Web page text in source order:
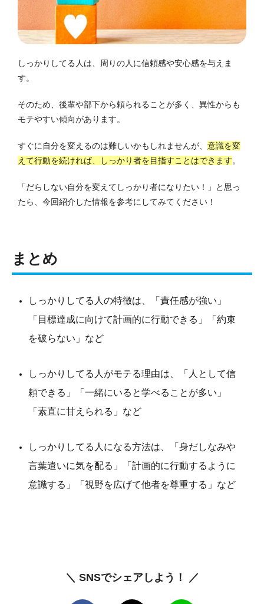
しっかりしてる人は、周りの人に信頼感や安心感を与えま
す。
そのため、後輩や部下から頼られることが多く、異性からも
モテやすい傾向があります。
すぐに自分を変えるのは難しいかもしれませんが、 意識を変
えて行動を続ければ、しっかり者を目指すことはできます。
「だらしない自分を変えてしっかり者になりたい！」と思っ
たら、今回紹介した情報を参考にしてみてください！
まとめ
しっかりしてる人の特徴は、「責任感が強い」
「目標達成に向けて計画的に行動できる」「約束
を破らない」など
しっかりしてる人がモテる理由は、「人として信
頼できる」「一緒にいると学べることが多い」
「素直に甘えられる」など
しっかりしてる人になる方法は、「身だしなみや
言葉遣いに気を配る」「計画的に行動するように
意識する」「視野を広げて他者を尊重する」など
＼ SNSでシェアしよう！ ／